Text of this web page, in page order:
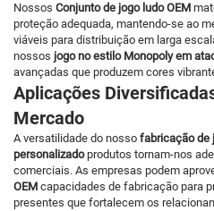
Nossos Conjunto de jogo ludo OEM
proteção adequada, mantendo-se ao
viáveis para distribuição em larga
nossos jogo no estilo Monopoly em
avançadas que produzem cores
Aplicações
Mercado
A versatilidade do nosso fabricação de
personalizado produtos tornam-nos
comerciais. As empresas podem
OEM capacidades de fabricação para
presentes que fortalecem os